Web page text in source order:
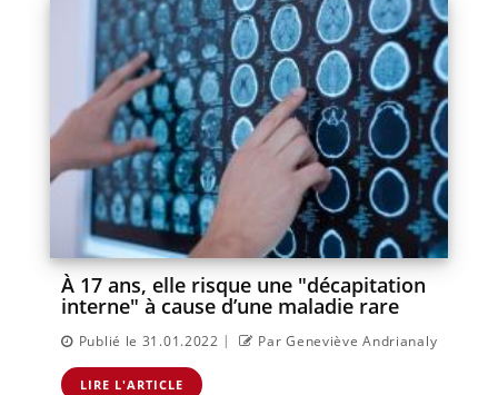
À 17 ans, elle risque une "décapitation
interne" à cause d’une maladie rare
Publié le 31.01.2022 | Par Geneviève Andrianaly
LIRE L'ARTICLE